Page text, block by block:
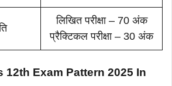
लिखित परीक्षा – 70 अंक
प्रैक्टिकल परीक्षा – 30 अंक
12th Exam Pattern 2025 In